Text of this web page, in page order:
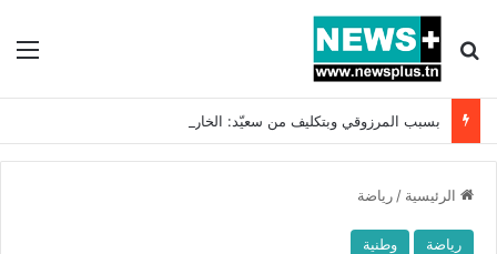
بحث عن
الرئيسية / رياضة
رياضة وطنية